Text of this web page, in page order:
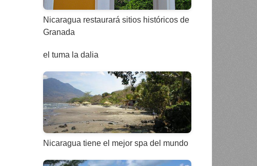
Nicaragua restaurará sitios históricos de
Granada
el tuma la dalia
Nicaragua tiene el mejor spa del mundo